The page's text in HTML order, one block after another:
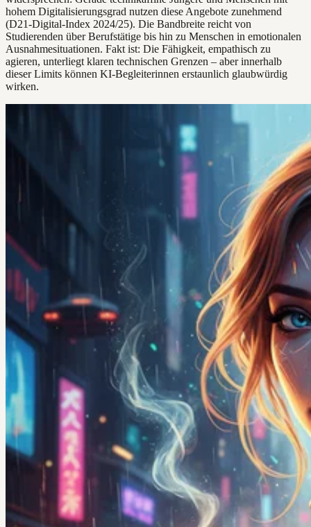
hohem Digitalisierungsgrad nutzen diese Angebote zunehmend
(D21-Digital-Index 2024/25). Die Bandbreite reicht von
Studierenden über Berufstätige bis hin zu Menschen in emotionalen
Ausnahmesituationen. Fakt ist: Die Fähigkeit, empathisch zu
agieren, unterliegt klaren technischen Grenzen – aber innerhalb
dieser Limits können KI-Begleiterinnen erstaunlich glaubwürdig
wirken.